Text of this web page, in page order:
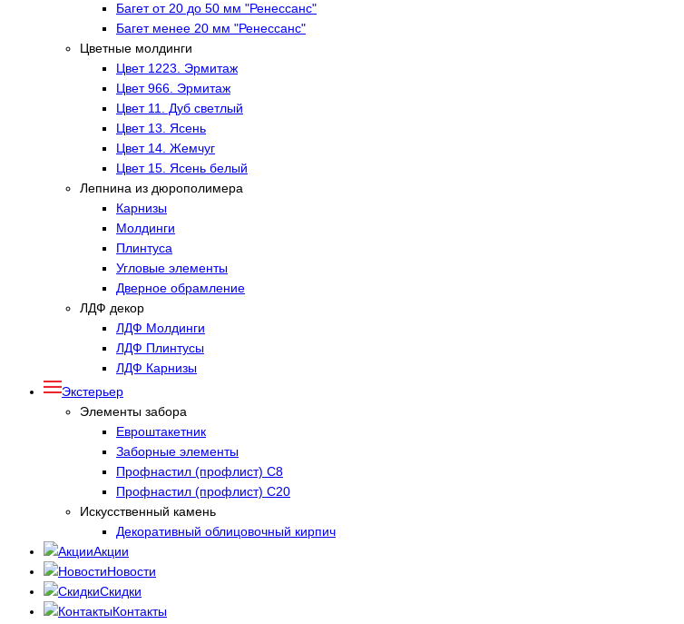
Багет от 20 до 50 мм "Ренессанс"
Багет менее 20 мм "Ренессанс"
Цветные молдинги
Цвет 1223. Эрмитаж
Цвет 966. Эрмитаж
Цвет 11. Дуб светлый
Цвет 13. Ясень
Цвет 14. Жемчуг
Цвет 15. Ясень белый
Лепнина из дюрополимера
Карнизы
Молдинги
Плинтуса
Угловые элементы
Дверное обрамление
ЛДФ декор
ЛДФ Молдинги
ЛДФ Плинтусы
ЛДФ Карнизы
Экстерьер
Элементы забора
Евроштакетник
Заборные элементы
Профнастил (профлист) С8
Профнастил (профлист) С20
Искусственный камень
Декоративный облицовочный кирпич
Акции
Новости
Скидки
Контакты